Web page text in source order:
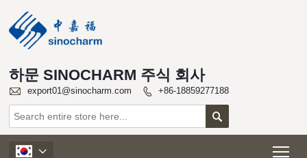
하문 SINOCHARM 주식 회사
 export01@sinocharm.com  +86-18859277188

